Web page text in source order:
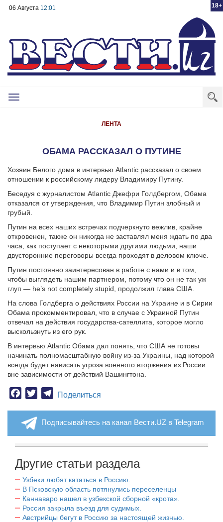
18+
06 Августа 12:01
Toggle
ЛЕНТА
ОБАМА РАССКАЗАЛ О ПУТИНЕ
Хозяин Белого дома в интервью Atlantic рассказал о своем
отношении к российскому лидеру Владимиру Путину.
Беседуя с журналистом Atlantic Джефри Голдбергом, Обама
отказался от утверждения, что Владимир Путин злобный и
грубый.
Путин на всех наших встречах подчеркнуто вежлив, крайне
откровенен, также он никогда не заставлял меня ждать по два
часа, как поступает с некоторыми другими людьми, наши
двусторонние переговоры всегда проходят в деловом ключе.
Путин постоянно заинтересован в работе с нами и в том,
чтобы выглядеть нашим партнером, потому что он не так уж
глуп — he’s not completely stupid, продолжил глава США.
На слова Голдберга о действиях России на Украине и в Сирии
Обама прокомментировал, что в случае с Украиной Путин
отвечал на действия государства-сателлита, которое могло
выскользнуть из его рук.
В интервью Atlantic Обама дал понять, что США не готовы
начинать полномасштабную войну из-за Украины, над которой
всегда будет нависать угроза военного вторжения из России
вне зависимости от действий Вашингтона.
Facebook
TwitterTelegram
Поделиться
Подписывайтесь на канал Вести.UZ в Telegram
Другие статьи раздела
Узбеки любят кататься в Россию.
В Псковскую область потянулись переселенцы
Каннаваро нашел в узбекской сборной «крота».
Россия закрыла въезд для судимых.
Австрийцы бегут в Россию за настоящей жизнью.